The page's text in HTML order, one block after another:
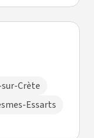
Crète
Essarts